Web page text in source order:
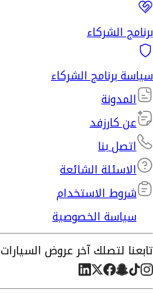
برنامج الشركاء
سياسة برنامج الشركاء
المدونة
عن كارزفد
اتصل بنا
الاسئلة الشائعة
شروط الاستخدام
سياسة الخصوصية
تابعنا لتصلك آخر عروض السيارات